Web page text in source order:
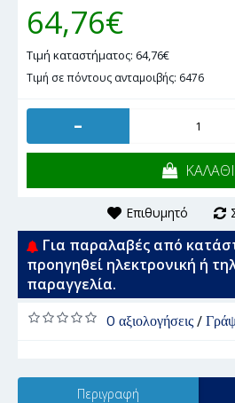
64,76€
Τιμή καταστήματος: 64,76€
Τιμή σε πόντους ανταμοιβής: 6476
-
ΚΑΛΑΘΙ
Επιθυμητό
Για παραλαβές από
προηγηθεί ηλεκτρονική ή
παραγγελία.
0 αξιολογήσεις/
Περιγραφή